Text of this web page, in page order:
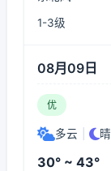
1-3级
08月09日
优
多云 晴
30° ~ 43°